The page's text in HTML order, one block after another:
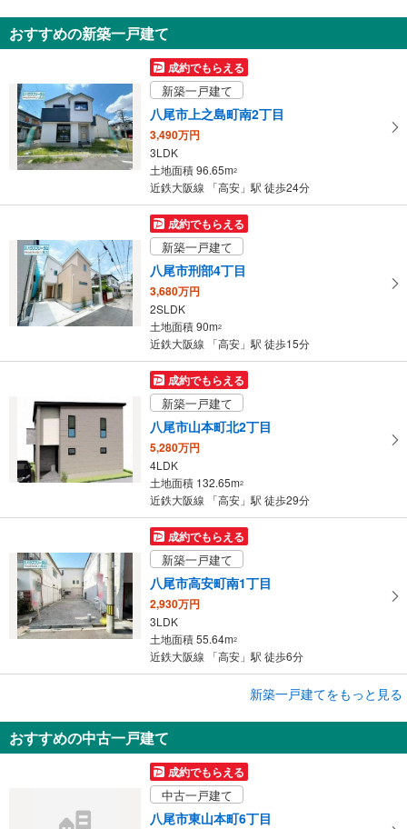
知
を
け
取
る
・
条
を
イ
に
存
おすすめの新築一戸建て
成約でもらえる
新築一戸建て
八尾市上之島町南2丁目
3,490万円
3LDK
土地面積 96.65m2
近鉄大阪線 「高安」駅 徒歩24分
成約でもらえる
新築一戸建て
八尾市刑部4丁目
3,680万円
2SLDK
土地面積 90m2
近鉄大阪線 「高安」駅 徒歩15分
成約でもらえる
新築一戸建て
八尾市山本町北2丁目
5,280万円
4LDK
土地面積 132.65m2
近鉄大阪線 「高安」駅 徒歩29分
成約でもらえる
新築一戸建て
八尾市高安町南1丁目
2,930万円
3LDK
土地面積 55.64m2
近鉄大阪線 「高安」駅 徒歩6分
八尾市八尾木北5丁目
2,580万円
3LDK
土地面積 48.38m
近鉄大阪線 「高安」駅 徒歩20分
新築一戸建てをもっと見る
おすすめの中古一戸建て
成約でもらえる
中古一戸建て
八尾市東山本町6丁目